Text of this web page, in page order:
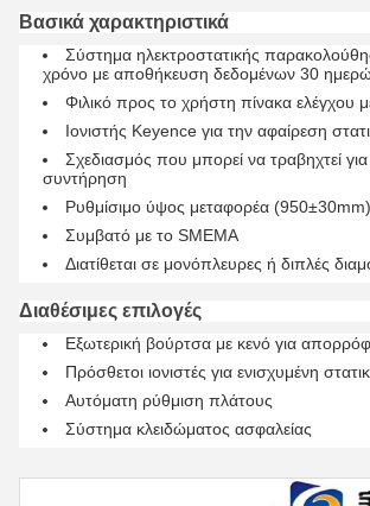
Βασικά χαρακτηριστικά
Σύστημα ηλεκτροστατικής
χρόνο με αποθήκευση δεδομένων 30
Φιλικό προς το χρήστη πίνακα ελέγχου
Ιονιστής Keyence για την αφαίρεση
Σχεδιασμός που μπορεί να τραβηχτεί
συντήρηση
Ρυθμίσιμο ύψος μεταφορέα (950±30mm)
Συμβατό με το SMEMA
Διατίθεται σε μονόπλευρες ή διπλές
Διαθέσιμες επιλογές
Εξωτερική βούρτσα με κενό για
Πρόσθετοι ιονιστές για ενισχυμένη
Αυτόματη ρύθμιση πλάτους
Σύστημα κλειδώματος ασφαλείας